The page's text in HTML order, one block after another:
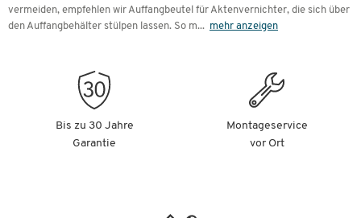
vermeiden, empfehlen wir Auffangbeutel für Aktenvernichter, die sich über
den Auffangbehälter stülpen lassen. So m... mehr anzeigen
Bis zu 30 Jahre
Garantie
Montageservice
vor Ort